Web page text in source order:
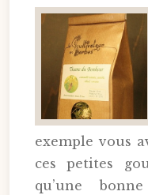
exemple vous
ces petites
qu’une